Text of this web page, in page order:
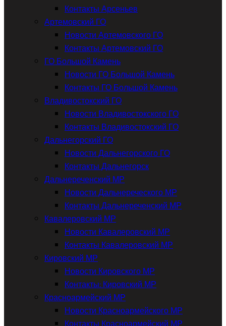
Контакты Арсеньев
Артемовский ГО
Новости Артемовского ГО
Контакты Артемовский ГО
ГО Большой Камень
Новости ГО Большой Камень
Контакты ГО Большой Камень
Владивостокский ГО
Новости Владивостокского ГО
Контакты Владивостокский ГО
Дальнегорский ГО
Новости Дальнегорского ГО
Контакты Дальнегорск
Дальнереченский МР
Новости Дальнереческого МР
Контакты Дальнереченский МР
Кавалеровский МР
Новости Кавалеровский МР
Контакты Кавалеровский МР
Кировский МР
Новости Кировского МР
Контакты: Кировский МР
Красноармейский МР
Новости Красноармейского МР
Контакты Красноармейский МР